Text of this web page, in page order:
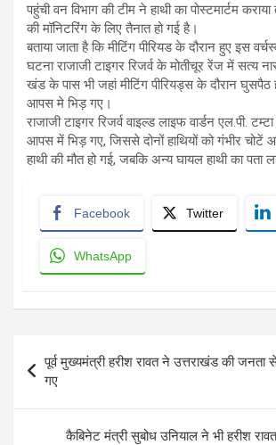
पहुंची वन विभाग की टीम ने हाथी का पोस्टमार्टम
की मॉनिटरिंग के लिए तैनात हो गई है।
बताया जाता है कि मीटिंग पीरियड के दौरान हुए इस
घटना राजाजी टाइगर रिजर्व के मोतीचूर रेंज में सत्य
खंड के पास भी जहां मीटिंग पीरियड्स के दौरान घुसपैठ
आपस मे भिड़ गए।
राजाजी टाइगर रिजर्व वाइल्ड लाइफ वार्डन एल.पी.
आपस में भिड़ गए, जिससे दोनों हाथियों को गंभीर चोटें
हाथी की मौत हो गई, जबकि अन्य घायल हाथी का पता
Facebook Twitter
WhatsApp
Post
navigation
पूर्व मुख्यमंत्री हरीश रावत ने उत्तराखंड की जनता
गए
कैबिनेट मंत्री सुबोध उनियाल ने भी हरीश